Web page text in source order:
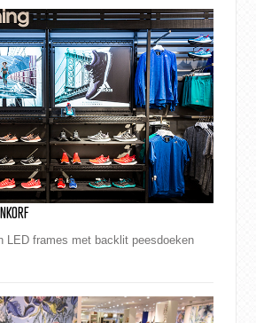
LED frames met backlit peesdoeken